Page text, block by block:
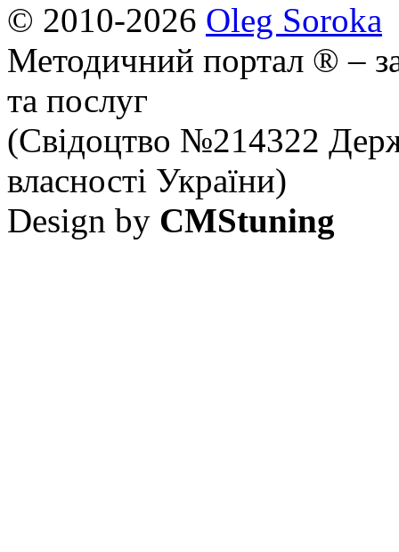
© 2010-2026 Oleg Soroka
Методичний портал ® –
та послуг
(Свідоцтво №214322
власності України)
Design by CMStuning